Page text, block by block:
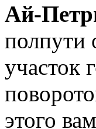
Ай-
полпути
участок
этого